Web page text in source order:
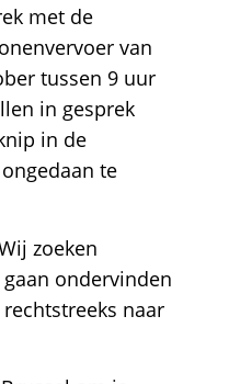
met de
van
tussen 9 uur
in gesprek
in de
te
zoeken
ondervinden
naar